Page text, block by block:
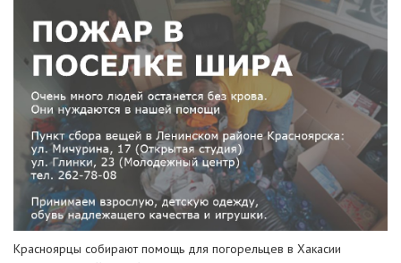
Красноярцы собирают помощь для погорельцев в Хакасии